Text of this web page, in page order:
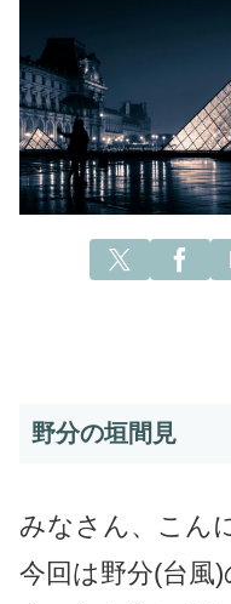
野分の垣間見
みなさん、こん
今回は野分(台風